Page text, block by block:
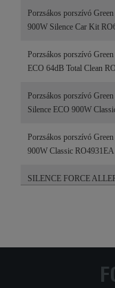
Porzsákos porszívó
900W Silence Car Kit
Porzsákos porszívó
ECO 64dB Total Clean
Porzsákos porszívó
Silence ECO 900W
Porzsákos porszívó
900W Classic RO4931EA
SILENCE FORCE